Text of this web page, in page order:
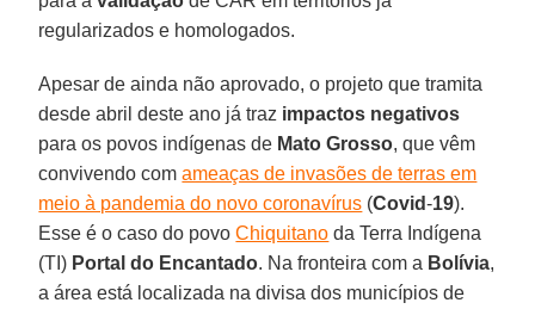
regularizados e homologados.
Apesar de ainda não aprovado, o projeto que tramita
desde abril deste ano já traz impactos negativos
para os povos indígenas de Mato Grosso, que vêm
convivendo comameaças de invasões de terras em
meio à pandemia do novo coronavírus (Covid-19).
Esse é o caso do povoChiquitano da Terra Indígena
(TI) Portal do Encantado. Na fronteira com a Bolívia,
a área está localizada na divisa dos municípios de